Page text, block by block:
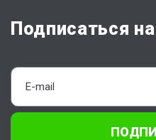
Подписаться